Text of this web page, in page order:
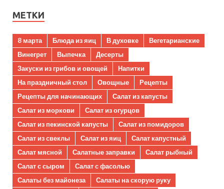
МЕТКИ
8 марта Блюда из яиц В духовке
Вегетарианские
Винегрет
Выпечка
Десерты
Закуски из грибов и овощей
Напитки
На праздничный стол
Овощные
Рецепты
Рецепты для начинающих
Салат из капусты
Салат из моркови
Салат из огурцов
Салат из пекинской капусты
Салат из помидоров
Салат из свеклы
Салат из яиц
Салат капустный
Салат мясной
Салатные заправки
Салат рыбный
Салат с сыром
Салат с фасолью
Салаты без майонеза
Салаты на скорую руку